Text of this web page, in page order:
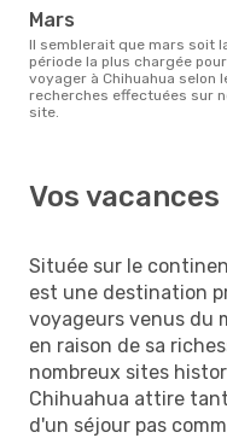
mars
Il semblerait que mars soit la
période la plus chargée pour
voyager à Chihuahua selon
recherches effectuées sur
site.
Vos
Située sur le
est une destination
voyageurs venus du
en raison de sa
nombreux sites
Chihuahua attire
d'un séjour pas